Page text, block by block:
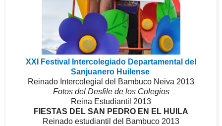
XXI Festival Intercolegiado Departamental del
Sanjuanero Huilense
Reinado Intercolegial del Bambuco Neiva 2013
Fotos del Desfile de los Colegios
Reina Estudiantil 2013
FIESTAS DEL SAN PEDRO EN EL HUILA
Reinado estudiantil del Bambuco 2013